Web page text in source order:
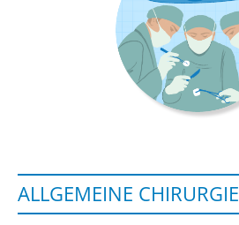
ALLGEMEINE CHIRURGIE